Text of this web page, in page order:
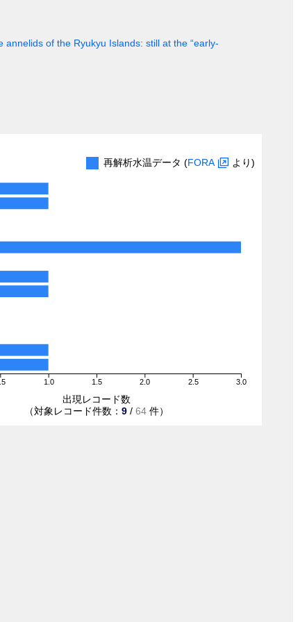
annelids of the Ryukyu Islands: still at the “early-
再解析水温データ (FORA より)
1.0 1.5 2.0 2.5 3.0
出現レコード数
（対象レコード件数：9 /64 件）